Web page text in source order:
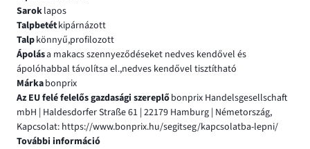
Saroklapos
Talpbetétkipárnázott
Talpkönnyű,profilozott
Ápolása makacs szennyeződéseket nedves kendővel és
ápolóhabbal távolítsa el.,nedves kendővel tisztítható
Márkabonprix
Az EU felé felelős gazdasági szereplőbonprix Handelsgesellschaft
mbH | Haldesdorfer Straße 61 | 22179 Hamburg | Németország,
Kapcsolat: https://www.bonprix.hu/segitseg/kapcsolatba-lepni/
További információ